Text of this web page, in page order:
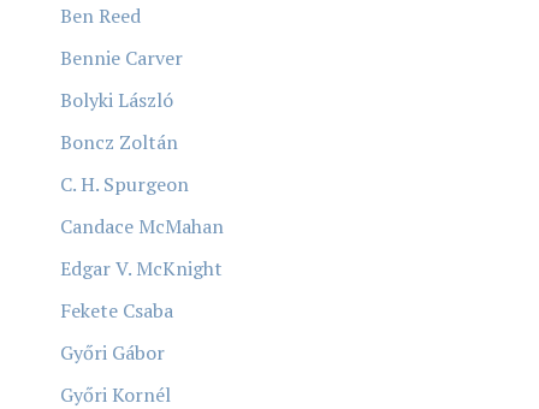
Ben Reed
Bennie Carver
Bolyki László
Boncz Zoltán
C. H. Spurgeon
Candace McMahan
Edgar V. McKnight
Fekete Csaba
Győri Gábor
Győri Kornél